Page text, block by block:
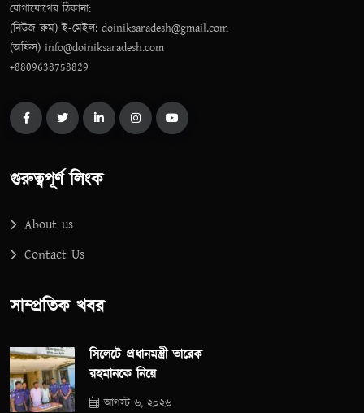
যোগাযোগের ঠিকানা:
(নিউজ রুম) ই-মেইল: doiniksaradesh@gmail.com
(অফিস) info@doiniksaradesh.com
+8809638758829
গুরুত্বপূর্ণ লিংক
About us
Contact Us
সাম্প্রতিক খবর
সিলেটে প্রধানমন্ত্রী তারেক
রহমানকে নিয়ে
আগস্ট ৬, ২০২৬